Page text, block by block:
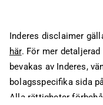
Inderes disclaimer
här. För mer
bevakas av Inderes,
bolagsspecifika sida
Alla rättigheter